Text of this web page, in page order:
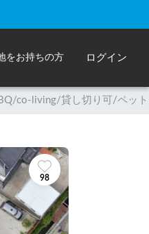
をお持ちの方 ログイン
co-living/貸し切り可/ペッ
98